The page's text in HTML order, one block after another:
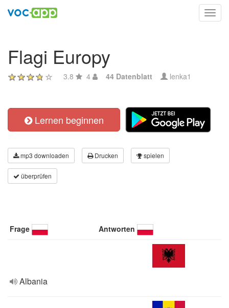
Flagi Europy
3.8 4 44 Datenblatt lenka1
Lernen beginnen
mp3 downloaden Drucken spielen
überprüfen
Frage Antworten
Albania